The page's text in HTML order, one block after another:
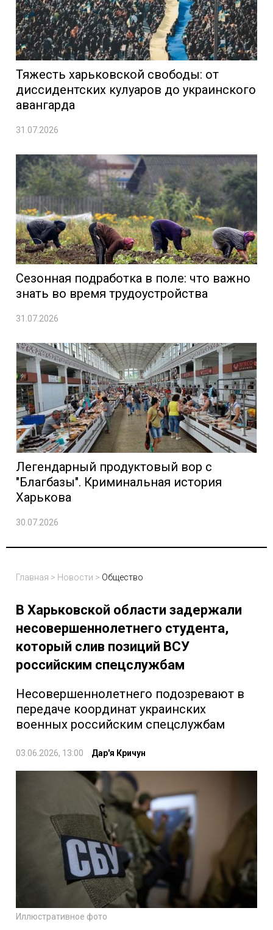
Тяжесть харьковской свободы: от
диссидентских кулуаров до украинского
авангарда
31.07.2026
Сезонная подработка в поле: что важно
знать во время трудоустройства
31.07.2026
Легендарный продуктовый вор с
"Благбазы". Криминальная история
Харькова
30.07.2026
Главная > Новости > Общество
В Харьковской области задержали
несовершеннолетнего студента,
который слив позиций ВСУ
российским спецслужбам
Несовершеннолетнего подозревают в
передаче координат украинских
военных российским спецслужбам
03.06.2026, 13:00 Дар'я Кричун
Иллюстративное фото